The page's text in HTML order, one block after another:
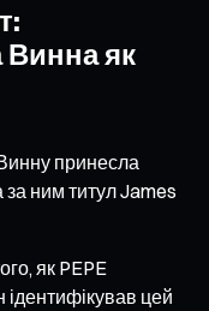
як
принесла
за ним титул James
як PEPE
ідентифікував цей